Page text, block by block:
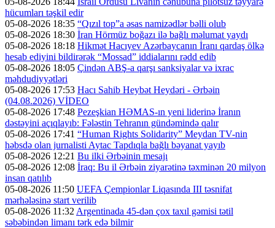
hücumları təşkil edir
05-08-2026 18:35 “Qızıl top”a əsas namizədlər bəlli olub
05-08-2026 18:30 İran Hörmüz boğazı ilə bağlı məlumat yaydı
05-08-2026 18:18 Hikmət Hacıyev Azərbaycanın İranı qardaş ölkə
hesab ediyini bildirərək “Mossad” iddialarını rədd edib
05-08-2026 18:05 Çindən ABŞ-a qarşı sanksiyalar və ixrac
məhdudiyyətləri
05-08-2026 17:53 Hacı Sahib Heybət Heydəri - Ərbəin
(04.08.2026) VİDEO
05-08-2026 17:48 Pezeşkian HƏMAS-ın yeni liderinə İranın
dəstəyini açıqlayıb: Fələstin Tehranın gündəmində qalır
05-08-2026 17:41 “Human Rights Solidarity” Meydan TV-nin
həbsdə olan jurnalisti Aytac Tapdıqla bağlı bəyanat yayıb
05-08-2026 12:21 Bu ilki Ərbəinin mesajı
05-08-2026 12:08 İraq: Bu il Ərbəin ziyarətinə təxminən 20 milyon
insan qatılıb
05-08-2026 11:50 UEFA Çempionlar Liqasında III təsnifat
mərhələsinə start verilib
05-08-2026 11:32 Argentinada 45-dən çox taxıl gəmisi tətil
səbəbindən limanı tərk edə bilmir